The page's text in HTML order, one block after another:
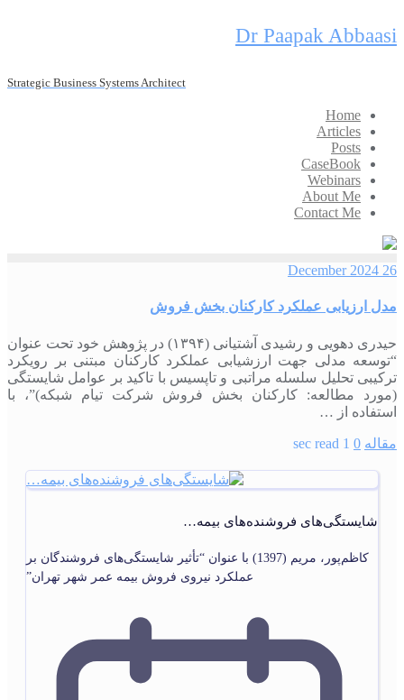
Skip
to
Dr Paapak Abbaasi
Strategic Business Systems Architect
Home
Articles
Posts
CaseBook
Webinars
About Me
Contact Me
26 December 2024
مدل ارزیابی عملکرد کارکنان بخش فروش
حیدری دهویی و رشیدی آشتیانی (۱۳۹۴) در پژوهش خود تحت عنوان
“توسعه مدلی جهت ارزشیابی عملکرد کارکنان مبتنی بر رویکرد
ترکیبی تحلیل سلسله مراتبی و تاپسیس با تاکید بر عوامل شایستگی
(مورد مطالعه: کارکنان بخش فروش شرکت تیام شبکه)”، با
استفاده از …
مقاله 0
1 sec read
شایستگی‌های فروشنده‌های بیمه…
کاظم‌پور، مریم (1397) با عنوان “تأثیر شایستگی‌های فروشندگان بر
عملکرد نیروی فروش بیمه عمر شهر تهران”